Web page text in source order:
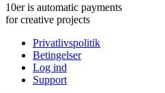
10er is automatic payments
for creative projects
Privatlivspolitik
Betingelser
Log ind
Support